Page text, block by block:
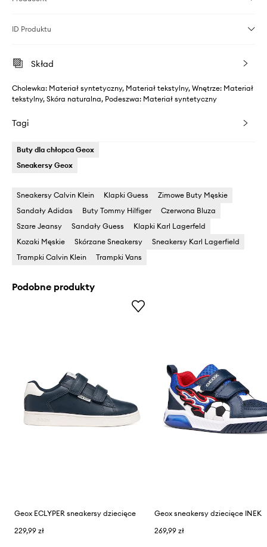
ID Produktu
Skład
Cholewka: Materiał syntetyczny, Materiał tekstylny, Wnętrze: Materiał
tekstylny, Skóra naturalna, Podeszwa: Materiał syntetyczny
Tagi
Buty dla chłopca Geox
Sneakersy Geox
Sneakersy Calvin Klein Klapki Guess
Zimowe Buty Męskie
Sandały Adidas
Buty Tommy Hilfiger
Czerwona Bluza
Szare Jeansy
Sandały Guess
Klapki Karl Lagerfeld
Kozaki Męskie
Skórzane Sneakersy
Sneakersy Karl Lagerfield
Trampki Calvin Klein
Trampki Vans
Podobne produkty
Geox ECLYPER sneakersy dziecięce
229,99 zł
Geox sneakersy dziecięce INEK
269,99 zł